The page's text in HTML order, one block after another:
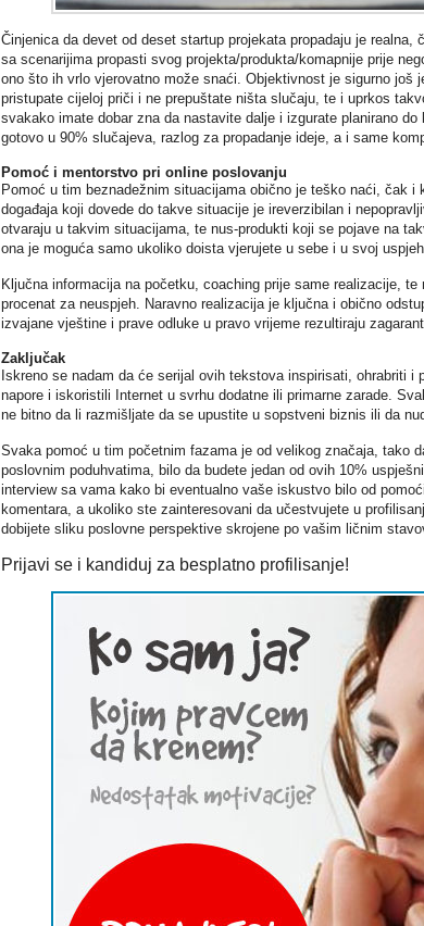
Činjenica da devet od deset startup projekata propadaju je
sa scenarijima propasti svog projekta/produkta/komapnije prije
ono što ih vrlo vjerovatno može snaći. Objektivnost je sigurno još
pristupate cijeloj priči i ne prepuštate ništa slučaju, te i uprkos
svakako imate dobar zna da nastavite dalje i izgurate planirano
gotovo u 90% slučajeva, razlog za propadanje ideje, a i same
Pomoć i mentorstvo pri online poslovanju
Pomoć u tim beznadežnim situacijama obično je teško naći, čak
događaja koji dovede do takve situacije je ireverzibilan i
otvaraju u takvim situacijama, te nus-produkti koji se pojave na
ona je moguća samo ukoliko doista vjerujete u sebe i u svoj
Ključna informacija na početku, coaching prije same realizacije,
procenat za neuspjeh. Naravno realizacija je ključna i obično
izvajane vještine i prave odluke u pravo vrijeme rezultiraju
Zaključak
Iskreno se nadam da će serijal ovih tekstova inspirisati, ohrabriti
napore i iskoristili Internet u svrhu dodatne ili primarne zarade.
ne bitno da li razmišljate da se upustite u sopstveni biznis ili da
Svaka pomoć u tim početnim fazama je od velikog značaja, tako
poslovnim poduhvatima, bilo da budete jedan od ovih 10%
interview sa vama kako bi eventualno vaše iskustvo bilo od
komentara, a ukoliko ste zainteresovani da učestvujete u
dobijete sliku poslovne perspektive skrojene po vašim ličnim
Prijavi se i kandiduj za besplatno profilisanje!